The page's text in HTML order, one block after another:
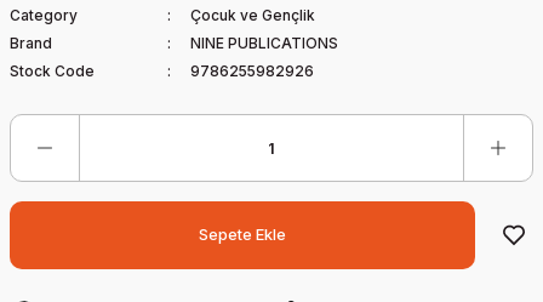
Category
Çocuk ve Gençlik
Brand
NINE PUBLICATIONS
Stock Code
9786255982926
Sepete Ekle